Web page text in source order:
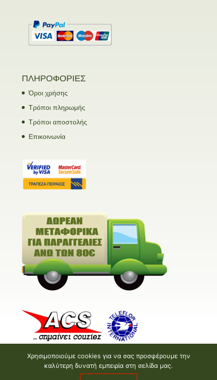
ΠΛΗΡΟΦΟΡΙΕΣ
Όροι χρήσης
Τρόποι πληρωμής
Τρόποι αποστολής
Επικοινωνία
Χρησιμοποιούμε cookies για να σας προσφέρουμε την
καλύτερη δυνατή εμπειρία στη σελίδα μας.